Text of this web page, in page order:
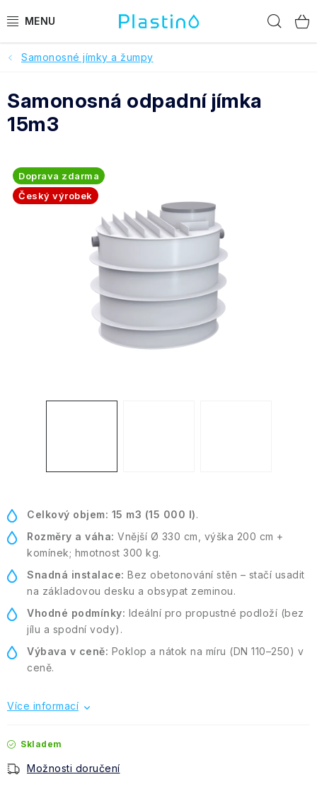
na
PRODUKTY
Reference a hodnocení
O nás
Realizace
Dotace Dešťovka
Pomoc s výběrem
Samonosné jímky a žumpy
Celkový objem: 15 m3 (15 000 l).
Rozměry a váha: Vnější Ø 330 cm, výška 200 cm +
komínek; hmotnost 300 kg.
Snadná instalace: Bez obetonování stěn – stačí usadit
na základovou desku a obsypat zeminou.
Vhodné podmínky: Ideální pro propustné podloží (bez
jílu a spodní vody).
Výbava v ceně: Poklop a nátok na míru (DN 110–250) v
ceně.
Více informací
Skladem
Možnosti doručení
Samonosná odpadní jímka
15m3
Doprava zdarma
Český výrobek